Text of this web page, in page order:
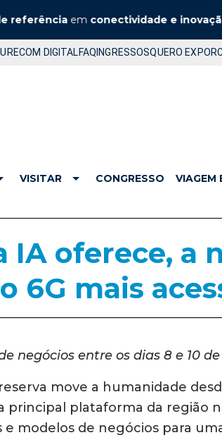
emconectividade e inovação
DIGITALFAQ INGRESSOSQUERO EXPOR
VISITAR CONGRESSO VIAGEM
IA oferece, a
6G mais
negócios entre os dias 8 e 10
move a humanidade
principal plataforma da região
modelos de negócios para